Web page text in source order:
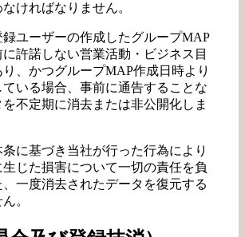
ければなりません。
録ユーザーの作成したグループMAP
許諾しない営業活動・ビジネス目
、かつグループMAP作成日時より
ている場合、事前に通告することな
を不定期に消去または非公開化しま
に基づき当社が行った行為により
じた損害について一切の責任を負
一度消去されたデータを復元する
。